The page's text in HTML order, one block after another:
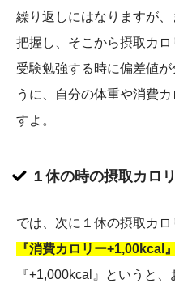
繰り返しにはなりますが
把握し、そこから摂取カロ
受験勉強する時に偏差値
うに、自分の体重や消費
すよ。
１休の時の摂取カロ
では、次に１休の摂取カ
『消費カロリー+1,00kcal』
『+1,000kcal』というと